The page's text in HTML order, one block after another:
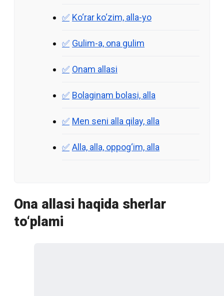
Ko‘rar ko‘zim, alla-yo
Gulim-a, ona gulim
Onam allasi
Bolaginam bolasi, alla
Men seni alla qilay, alla
Alla, alla, oppog‘im, alla
Ona allasi haqida sherlar
to‘plami